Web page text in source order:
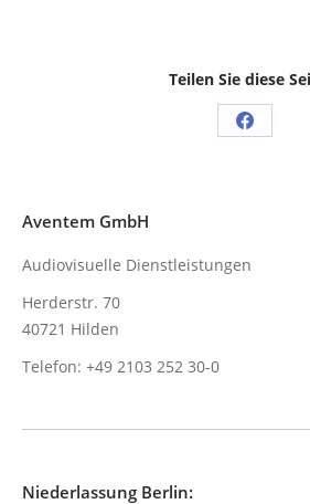
Teilen Sie diese
Share
Aventem GmbH
Audiovisuelle Dienstleistungen
Herderstr. 70
40721 Hilden
Telefon: +49 2103 252 30-0
Niederlassung Berlin: